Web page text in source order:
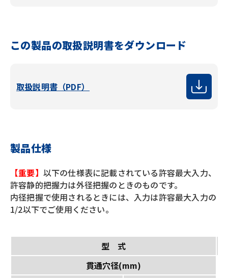
この製品の取扱説明書をダウンロード
取扱説明書（PDF）
製品仕様
【重要】 以下の仕様表に記載されている許容最大入力、
許容静的把握力は外径把握のときのものです。
内径把握で使用されるときには、入力は許容最大入力の
1/2以下でご使用ください。
型 式
貫通穴径(mm)